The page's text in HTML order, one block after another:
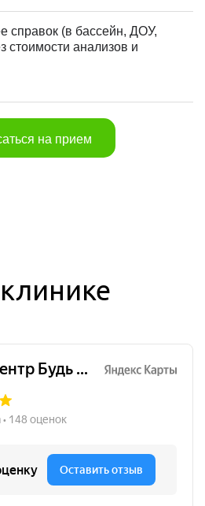
справок (в бассейн, ДОУ,
стоимости анализов и
на прием